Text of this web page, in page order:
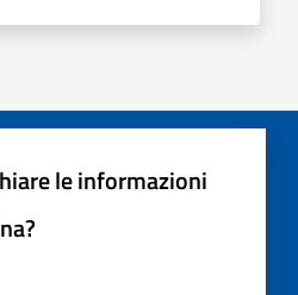
le informazioni